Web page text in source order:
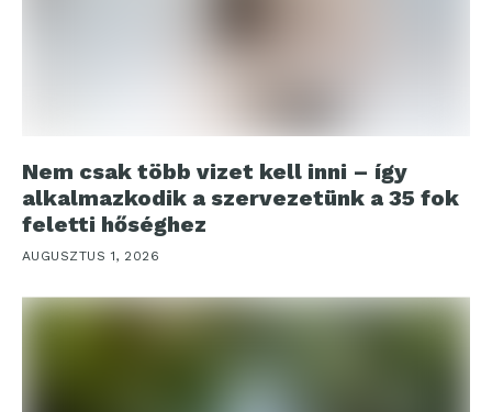
Nem csak több vizet kell inni – így
alkalmazkodik a szervezetünk a 35 fok
feletti hőséghez
AUGUSZTUS 1, 2026